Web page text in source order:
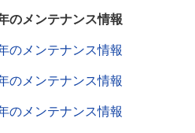
のメンテナンス情報
のメンテナンス情報
のメンテナンス情報
のメンテナンス情報